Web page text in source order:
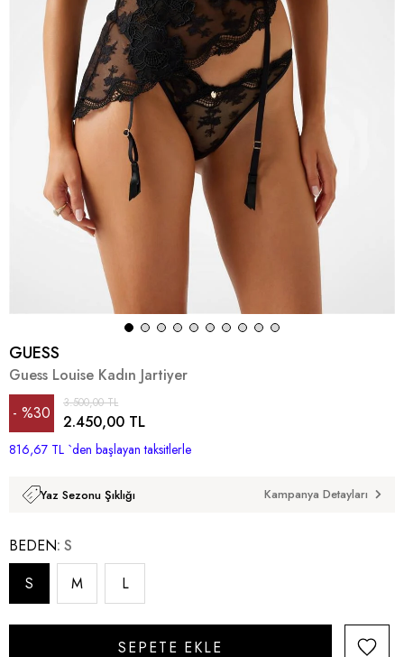
GUESS
Guess Louise Kadın Jartiyer
%30
İndirim
3.500,00 TL
2.450,00 TL
816,67 TL `den başlayan taksitlerle
Yaz Sezonu Şıklığı Kampanya Detayları
BEDEN S
S
M L